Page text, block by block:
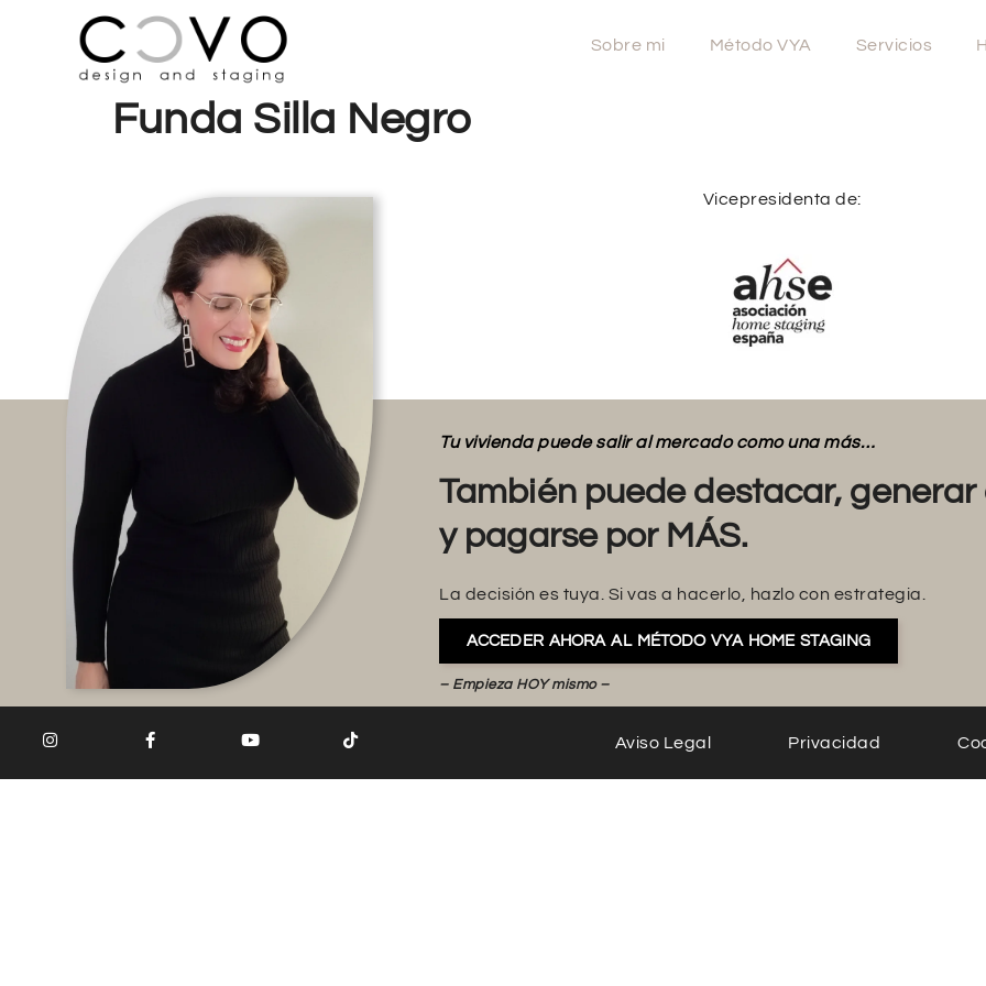
Sobre mi Método VYA Servicios
Funda Silla Negro
Vicepresidenta de:
Tu vivienda puede salir al mercado como una más…
También puede destacar, generar
y pagarse por MÁS.
La decisión es tuya. Si vas a hacerlo, hazlo con estrategia.
ACCEDER AHORA AL MÉTODO VYA HOME STAGING
– Empieza HOY mismo –
Aviso Legal Privacidad